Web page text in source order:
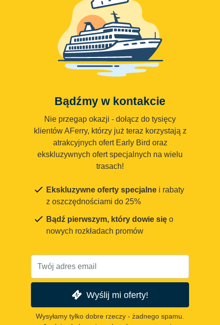
Bądźmy w kontakcie
Nie przegap okazji - dołącz do tysięcy
klientów AFerry, którzy już teraz korzystają z
atrakcyjnych ofert Early Bird oraz
ekskluzywnych ofert specjalnych na wielu
trasach!
Ekskluzywne oferty specjalne i rabaty
z oszczędnościami do 25%
Bądź pierwszym, który dowie się o
nowych rozkładach promów
Wyślij mi oferty!
Wysyłamy tylko dobre rzeczy - żadnego spamu.